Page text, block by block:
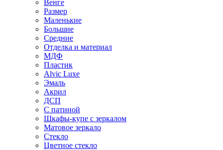
Венге
Размер
Маленькие
Большие
Средние
Отделка и материал
МДФ
Пластик
Alvic Luxe
Эмаль
Акрил
ДСП
С патиной
Шкафы-купе с зеркалом
Матовое зеркало
Стекло
Цветное стекло